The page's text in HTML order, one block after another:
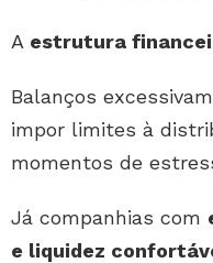
A estrutura
Balanços
impor limites à
momentos de
Já companhias com
e liquidez